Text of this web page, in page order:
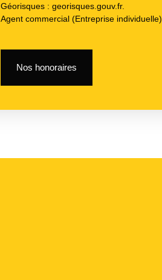
Géorisques : georisques.gouv.fr.
Agent commercial (Entreprise individuelle)
Nos honoraires